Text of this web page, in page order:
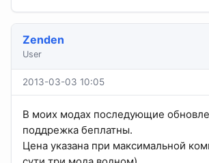
Zenden
User
2013-03-03 10:05
В моих модах последующие
поддрежка беплатны.
Цена указана при максимальной